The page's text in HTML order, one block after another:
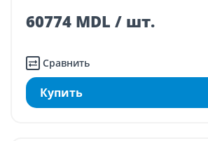
60774 MDL / шт.
Сравнить
Купить